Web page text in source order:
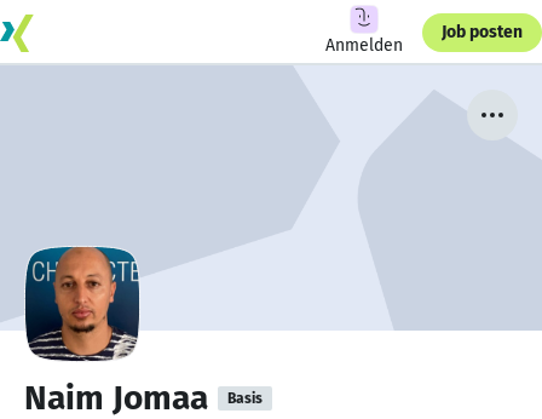
Anmelden
Job posten
Naim Jomaa Basis